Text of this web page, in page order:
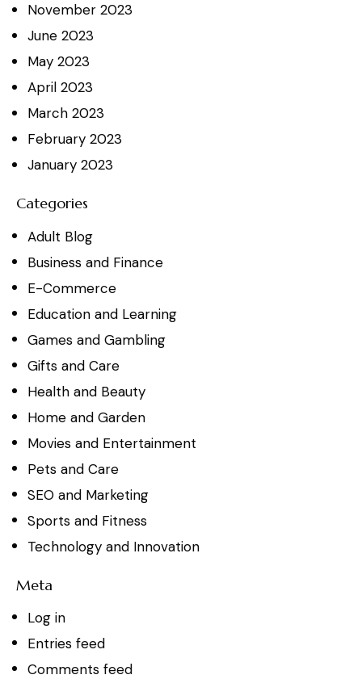
November 2023
June 2023
May 2023
April 2023
March 2023
February 2023
January 2023
Categories
Adult Blog
Business and Finance
E-Commerce
Education and Learning
Games and Gambling
Gifts and Care
Health and Beauty
Home and Garden
Movies and Entertainment
Pets and Care
SEO and Marketing
Sports and Fitness
Technology and Innovation
Meta
Log in
Entries feed
Comments feed